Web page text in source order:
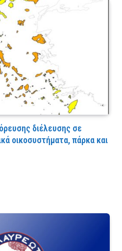
διέλευσης σε
οικοσυστήματα, πάρκα και